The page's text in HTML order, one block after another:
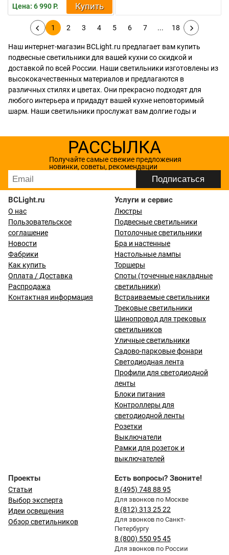
Цена: 6 990 Р. Купить
1 2 3 4 5 6 7 ... 18
Наш интернет-магазин BCLight.ru предлагает вам купить
подвесные светильники для вашей кухни со скидкой и
доставкой по всей России. Наши светильники изготовлены из
высококачественных материалов и предлагаются в
различных стилях и цветах. Они прекрасно подходят для
любого интерьера и придадут вашей кухне неповторимый
шарм. Наши светильники прослужат вам долгие годы и
РАССЫЛКА
Получайте самые свежие предложения
новинки, советы, рекомендации
BCLight.ru
О нас
Пользовательское
соглашение
Новости
Фабрики
Как купить
Оплата / Доставка
Распродажа
Контактная информация
Услуги и сервис
Люстры
Подвесные светильники
Потолочные светильники
Бра и настенные
Настольные лампы
Торшеры
Споты (точечные накладные
светильники)
Встраиваемые светильники
Трековые светильники
Шинопровод для трековых
светильников
Уличные светильники
Садово-парковые фонари
Светодиодная лента
Профили для светодиодной
ленты
Блоки питания
Контроллеры для
светодиодной ленты
Розетки
Выключатели
Рамки для розеток и
выключателей
Проекты
Статьи
Выбор эксперта
Идеи освещения
Обзор светильников
Есть вопросы? Звоните!
8 (495) 748 88 95
Для звонков по Москве
8 (812) 313 25 22
Для звонков по Санкт-
Петербургу
8 (800) 550 95 45
Для звонков по России